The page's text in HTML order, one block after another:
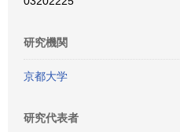
研究機関
京都大学
研究代表者